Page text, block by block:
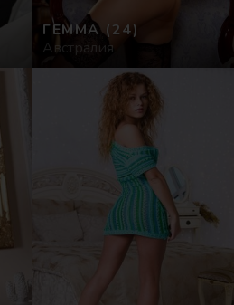
ГЕММА (24)
Австралия